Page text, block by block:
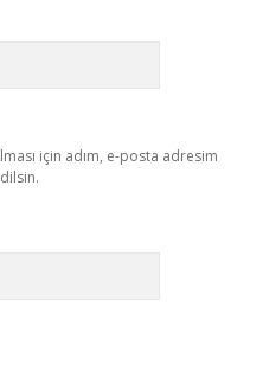
için adım, e-posta adresim